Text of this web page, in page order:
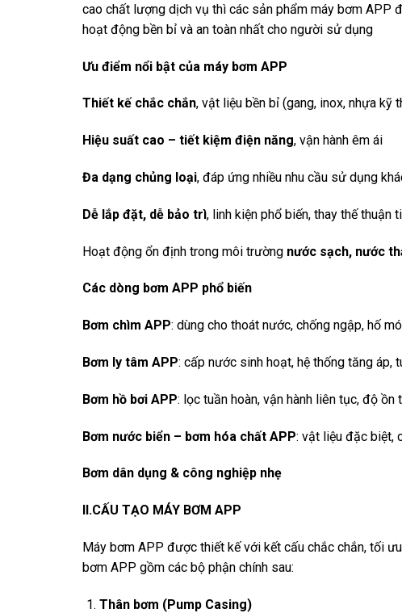
cao chất lượng dịch vụ thì các sản phẩm máy bơm APP
hoạt động bền bỉ và an toàn nhất cho người sử dụng
Ưu điểm nổi bật của máy bơm APP
Thiết kế chắc chắn, vật liệu bền bỉ (gang, inox, nhựa kỹ
Hiệu suất cao – tiết kiệm điện năng, vận hành êm ái
Đa dạng chủng loại, đáp ứng nhiều nhu cầu sử dụng
Dễ lắp đặt, dễ bảo trì, linh kiện phổ biến, thay thế thuận
Hoạt động ổn định trong môi trường nước sạch, nước
Các dòng bơm APP phổ biến
Bơm chìm APP: dùng cho thoát nước, chống ngập, hố
Bơm ly tâm APP: cấp nước sinh hoạt, hệ thống tăng áp,
Bơm hồ bơi APP: lọc tuần hoàn, vận hành liên tục, độ ồn
Bơm nước biển – bơm hóa chất APP: vật liệu đặc biệt,
Bơm dân dụng & công nghiệp nhẹ
II.CẤU TẠO MÁY BƠM APP
Máy bơm APP được thiết kế với kết cấu chắc chắn, tối
bơm APP gồm các bộ phận chính sau:
Thân bơm (Pump Casing)